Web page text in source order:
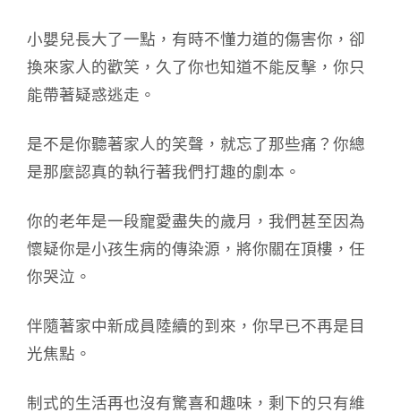
小嬰兒長大了一點，有時不懂力道的傷害你，卻
換來家人的歡笑，久了你也知道不能反擊，你只
能帶著疑惑逃走。
是不是你聽著家人的笑聲，就忘了那些痛？你總
是那麼認真的執行著我們打趣的劇本。
你的老年是一段寵愛盡失的歲月，我們甚至因為
懷疑你是小孩生病的傳染源，將你關在頂樓，任
你哭泣。
伴隨著家中新成員陸續的到來，你早已不再是目
光焦點。
制式的生活再也沒有驚喜和趣味，剩下的只有維